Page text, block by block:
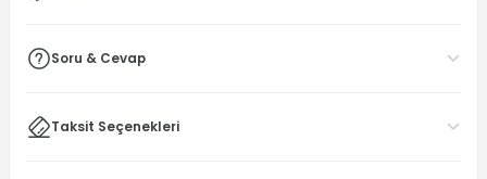
Soru & Cevap
Taksit Seçenekleri